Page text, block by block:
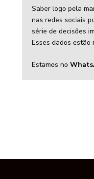
Saber logo pela
nas redes sociais
série de decisões
Esses dados estão
Estamos no